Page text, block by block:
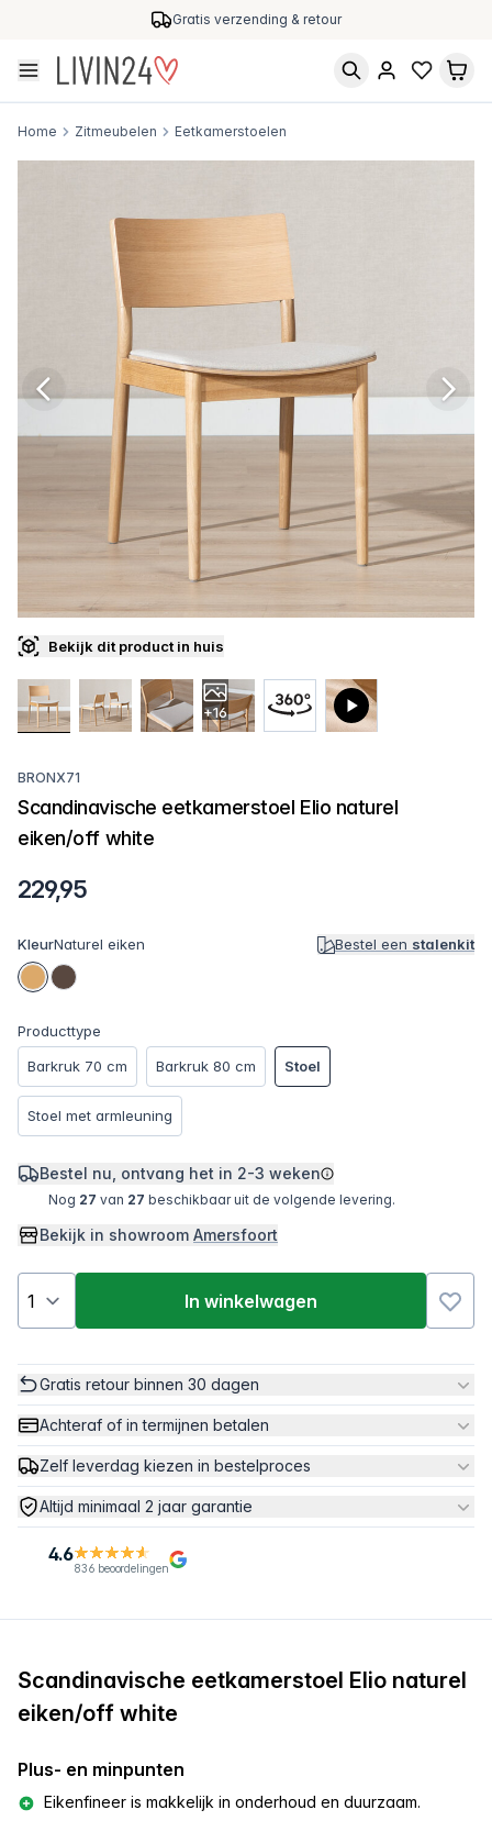
Gratis verzending & retour
Home Zitmeubelen Eetkamerstoelen
Bekijk dit product in huis
+16
BRONX71
Scandinavische eetkamerstoel Elio naturel
eiken/off white
229,95
KleurNaturel eiken Bestel een stalenkit
Producttype
Barkruk 70 cm
Barkruk 80 cm Stoel
Stoel met armleuning
Bestel nu, ontvang het in 2-3 weken
Nog 27 van 27 beschikbaar uit de volgende levering.
Bekijk in showroom Amersfoort
In winkelwagen
Gratis retour binnen 30 dagen
Achteraf of in termijnen betalen
Zelf leverdag kiezen in bestelproces
Altijd minimaal 2 jaar garantie
4.6
836 beoordelingen
Scandinavische eetkamerstoel Elio naturel
eiken/off white
Plus- en minpunten
Eikenfineer is makkelijk in onderhoud en duurzaam.